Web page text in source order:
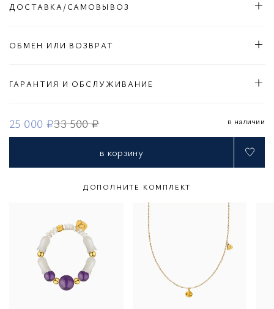
25 000 ₽33 500 ₽ в наличии
в корзину
ДОСТАВКА/САМОВЫВОЗ
ОБМЕН ИЛИ ВОЗВРАТ
ГАРАНТИЯ И ОБСЛУЖИВАНИЕ
ДОПОЛНИТЕ КОМПЛЕКТ